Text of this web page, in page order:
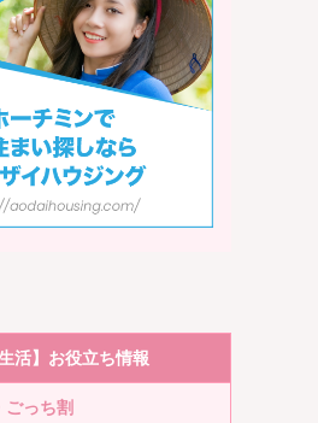
活】お役立ち情報
ごっち割